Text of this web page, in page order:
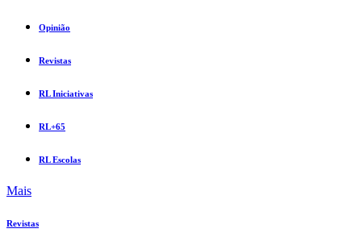
Opinião
Revistas
RL Iniciativas
RL+65
RL Escolas
Mais
Revistas